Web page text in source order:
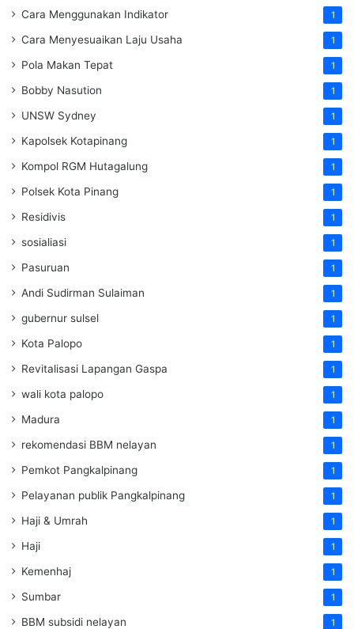
Cara Menggunakan Indikator 1
Cara Menyesuaikan Laju Usaha 1
Pola Makan Tepat 1
Bobby Nasution 1
UNSW Sydney 1
Kapolsek Kotapinang 1
Kompol RGM Hutagalung 1
Polsek Kota Pinang 1
Residivis 1
sosialiasi 1
Pasuruan 1
Andi Sudirman Sulaiman 1
gubernur sulsel 1
Kota Palopo 1
Revitalisasi Lapangan Gaspa 1
wali kota palopo 1
Madura 1
rekomendasi BBM nelayan 1
Pemkot Pangkalpinang 1
Pelayanan publik Pangkalpinang 1
Haji & Umrah 1
Haji 1
Kemenhaj 1
Sumbar 1
BBM subsidi nelayan 1